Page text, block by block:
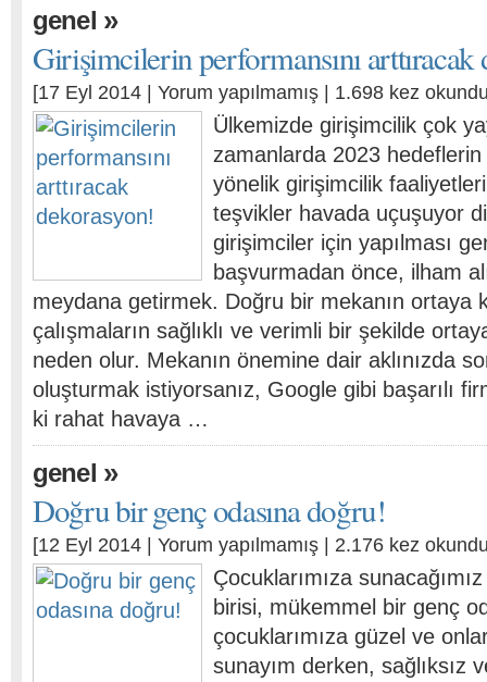
genel »
Girişimcilerin performansını
[17 Eyl 2014 | Yorum yapılmamış | 1.698 kez
Ülkemizde girişimcilik çok
zamanlarda 2023
yönelik girişimcilik
teşvikler havada uçuşuyor
girişimciler için yapılması
başvurmadan önce, ilham
meydana getirmek. Doğru bir mekanın ortaya
çalışmaların sağlıklı ve verimli bir şekilde
neden olur. Mekanın önemine dair aklınızda
oluşturmak istiyorsanız, Google gibi başarılı
ki rahat havaya …
genel »
Doğru bir genç odasına doğru!
[12 Eyl 2014 | Yorum yapılmamış | 2.176 kez
Çocuklarımıza
birisi, mükemmel bir genç
çocuklarımıza güzel ve
sunayım derken, sağlıksız